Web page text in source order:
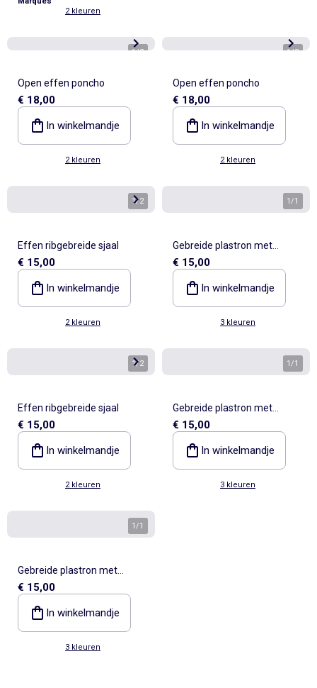
2 kleuren
1/3
Open effen poncho
€ 18,00
In winkelmandje
2 kleuren
1/3
Open effen poncho
€ 18,00
In winkelmandje
2 kleuren
1/2
Effen ribgebreide sjaal
€ 15,00
In winkelmandje
2 kleuren
1 /1
Gebreide plastron met
colkraag
€ 15,00
In winkelmandje
3 kleuren
1/2
Effen ribgebreide sjaal
€ 15,00
In winkelmandje
2 kleuren
1 /1
Gebreide plastron met
colkraag
€ 15,00
In winkelmandje
3 kleuren
1 /1
Gebreide plastron met
colkraag
€ 15,00
In winkelmandje
3 kleuren